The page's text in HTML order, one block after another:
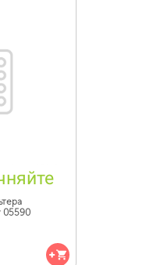
05590